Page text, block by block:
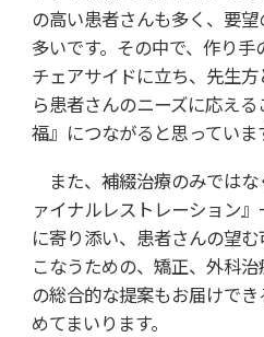
の高い患者さんも多く、要
多いです。その中で、作り
チェアサイドに立ち、先生
ら患者さんのニーズに応え
福』につながると思っていま
また、補綴治療のみでは
ァイナルレストレーション
に寄り添い、患者さんの望
こなうための、矯正、外科
の総合的な提案もお届けで
めてまいります。